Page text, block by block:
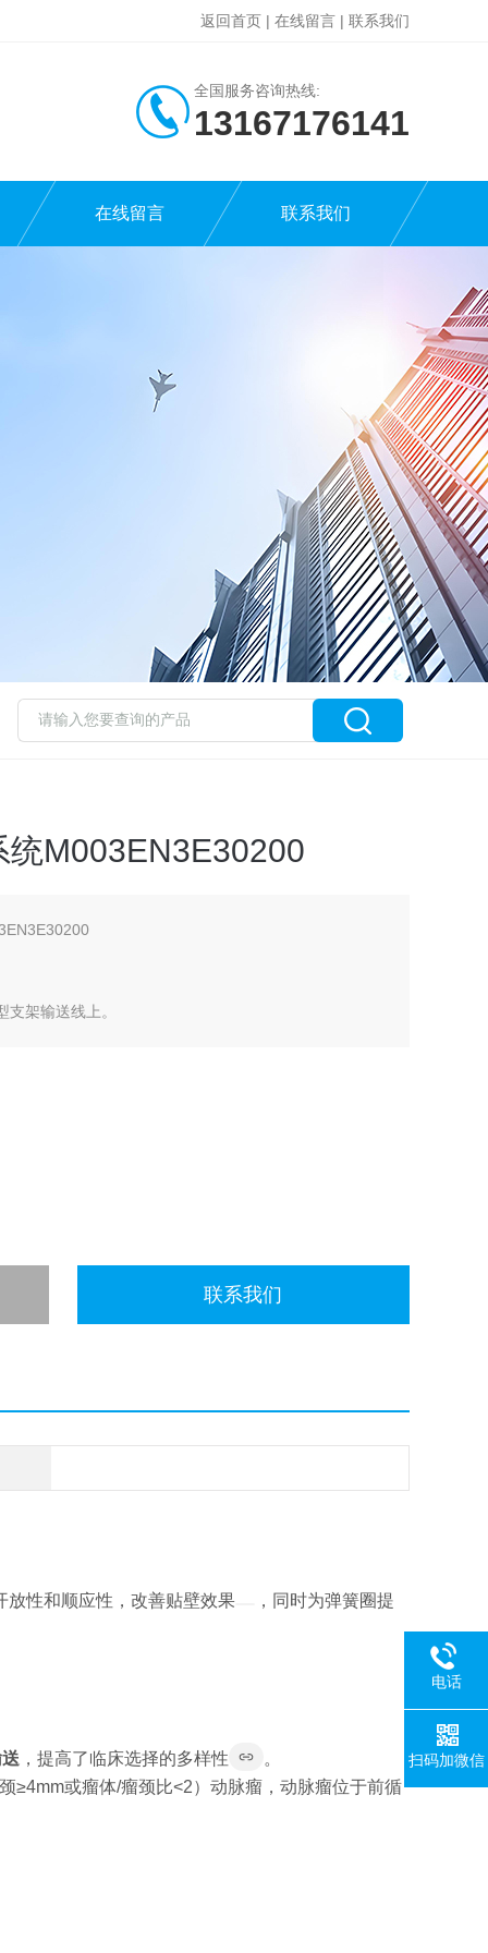
返回首页 | 在线留言 | 联系我们
全国服务咨询热线:
13167176141
在线留言 联系我们
M003EN3E30200
架输送线上。
联系我们
放性和顺应性，改善贴壁效果 ，同时为弹簧圈提
，提高了临床选择的多样性
。
≥4mm或瘤体/瘤颈比<2）动脉瘤，动脉瘤位于前循
电话
扫码加微信